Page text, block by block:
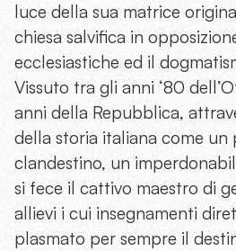
luce della sua matrice
chiesa salvifica in
ecclesiastiche ed il
Vissuto tra gli anni ‘80
anni della Repubblica,
della storia italiana come un
clandestino, un
si fece il cattivo maestro di
allievi i cui insegnamenti
plasmato per sempre il